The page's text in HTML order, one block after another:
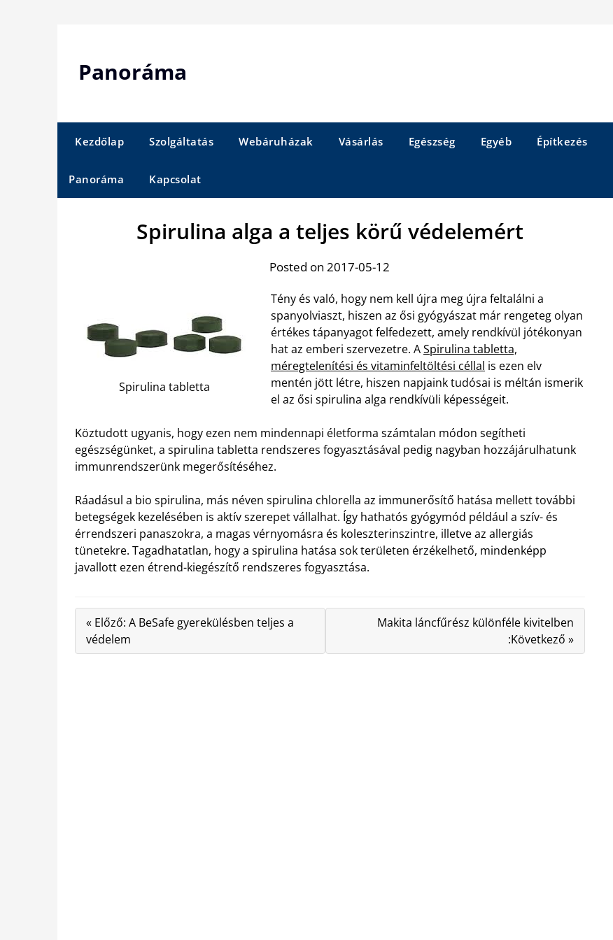
Panoráma
Kezdőlap Szolgáltatás Webáruházak Vásárlás Egészség Egyéb Építkezés
Panoráma Kapcsolat
Spirulina alga a teljes körű védelemért
Posted on 2017-05-12
Spirulina tabletta
Tény és való, hogy nem kell újra meg újra feltalálni a
spanyolviaszt, hiszen az ősi gyógyászat már rengeteg olyan
értékes tápanyagot felfedezett, amely rendkívül jótékonyan
hat az emberi szervezetre. ASpirulina tabletta,
méregtelenítési és vitaminfeltöltési céllal is ezen elv
mentén jött létre, hiszen napjaink tudósai is méltán ismerik
el az ősi spirulina alga rendkívüli képességeit.
Köztudott ugyanis, hogy ezen nem mindennapi életforma számtalan módon segítheti
egészségünket, a spirulina tabletta rendszeres fogyasztásával pedig nagyban hozzájárulhatunk
immunrendszerünk megerősítéséhez.
Ráadásul a bio spirulina, más néven spirulina chlorella az immunerősítő hatása mellett további
betegségek kezelésében is aktív szerepet vállalhat. Így hathatós gyógymód például a szív- és
érrendszeri panaszokra, a magas vérnyomásra és koleszterinszintre, illetve az allergiás
tünetekre. Tagadhatatlan, hogy a spirulina hatása sok területen érzékelhető, mindenképp
javallott ezen étrend-kiegészítő rendszeres fogyasztása.
« Előző: A BeSafe gyerekülésben teljes a
védelem
Makita láncfűrész különféle kivitelben
:Következő »